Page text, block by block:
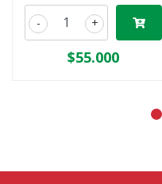
+
-
$55.000